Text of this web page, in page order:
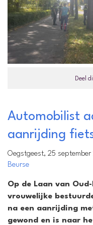
Inklappen
Deel
Automobilist
aanrijding
Oegstgeest, 25
Beurse
Op de Laan van
vrouwelijke
na een aanrijding
gewond en is naar